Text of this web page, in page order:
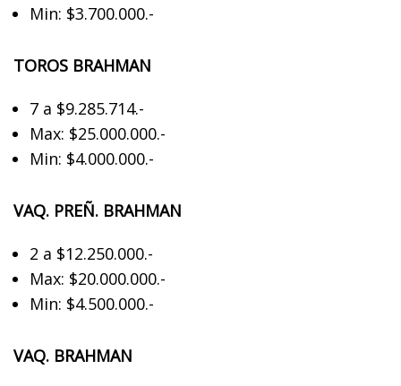
Min: $3.700.000.-
TOROS BRAHMAN
7 a $9.285.714.-
Max: $25.000.000.-
Min: $4.000.000.-
VAQ. PREÑ. BRAHMAN
2 a $12.250.000.-
Max: $20.000.000.-
Min: $4.500.000.-
VAQ. BRAHMAN